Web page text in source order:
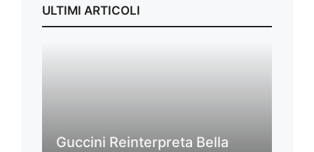
ULTIMI ARTICOLI
Guccini Reinterpreta Bella